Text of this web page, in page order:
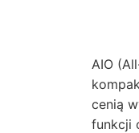
AIO
cenią
funkcji